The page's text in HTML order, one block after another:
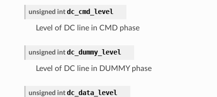
unsigned int dc_cmd_level
Level of DC line in CMD phase
unsigned int dc_dummy_level
Level of DC line in DUMMY phase
unsigned int dc_data_level